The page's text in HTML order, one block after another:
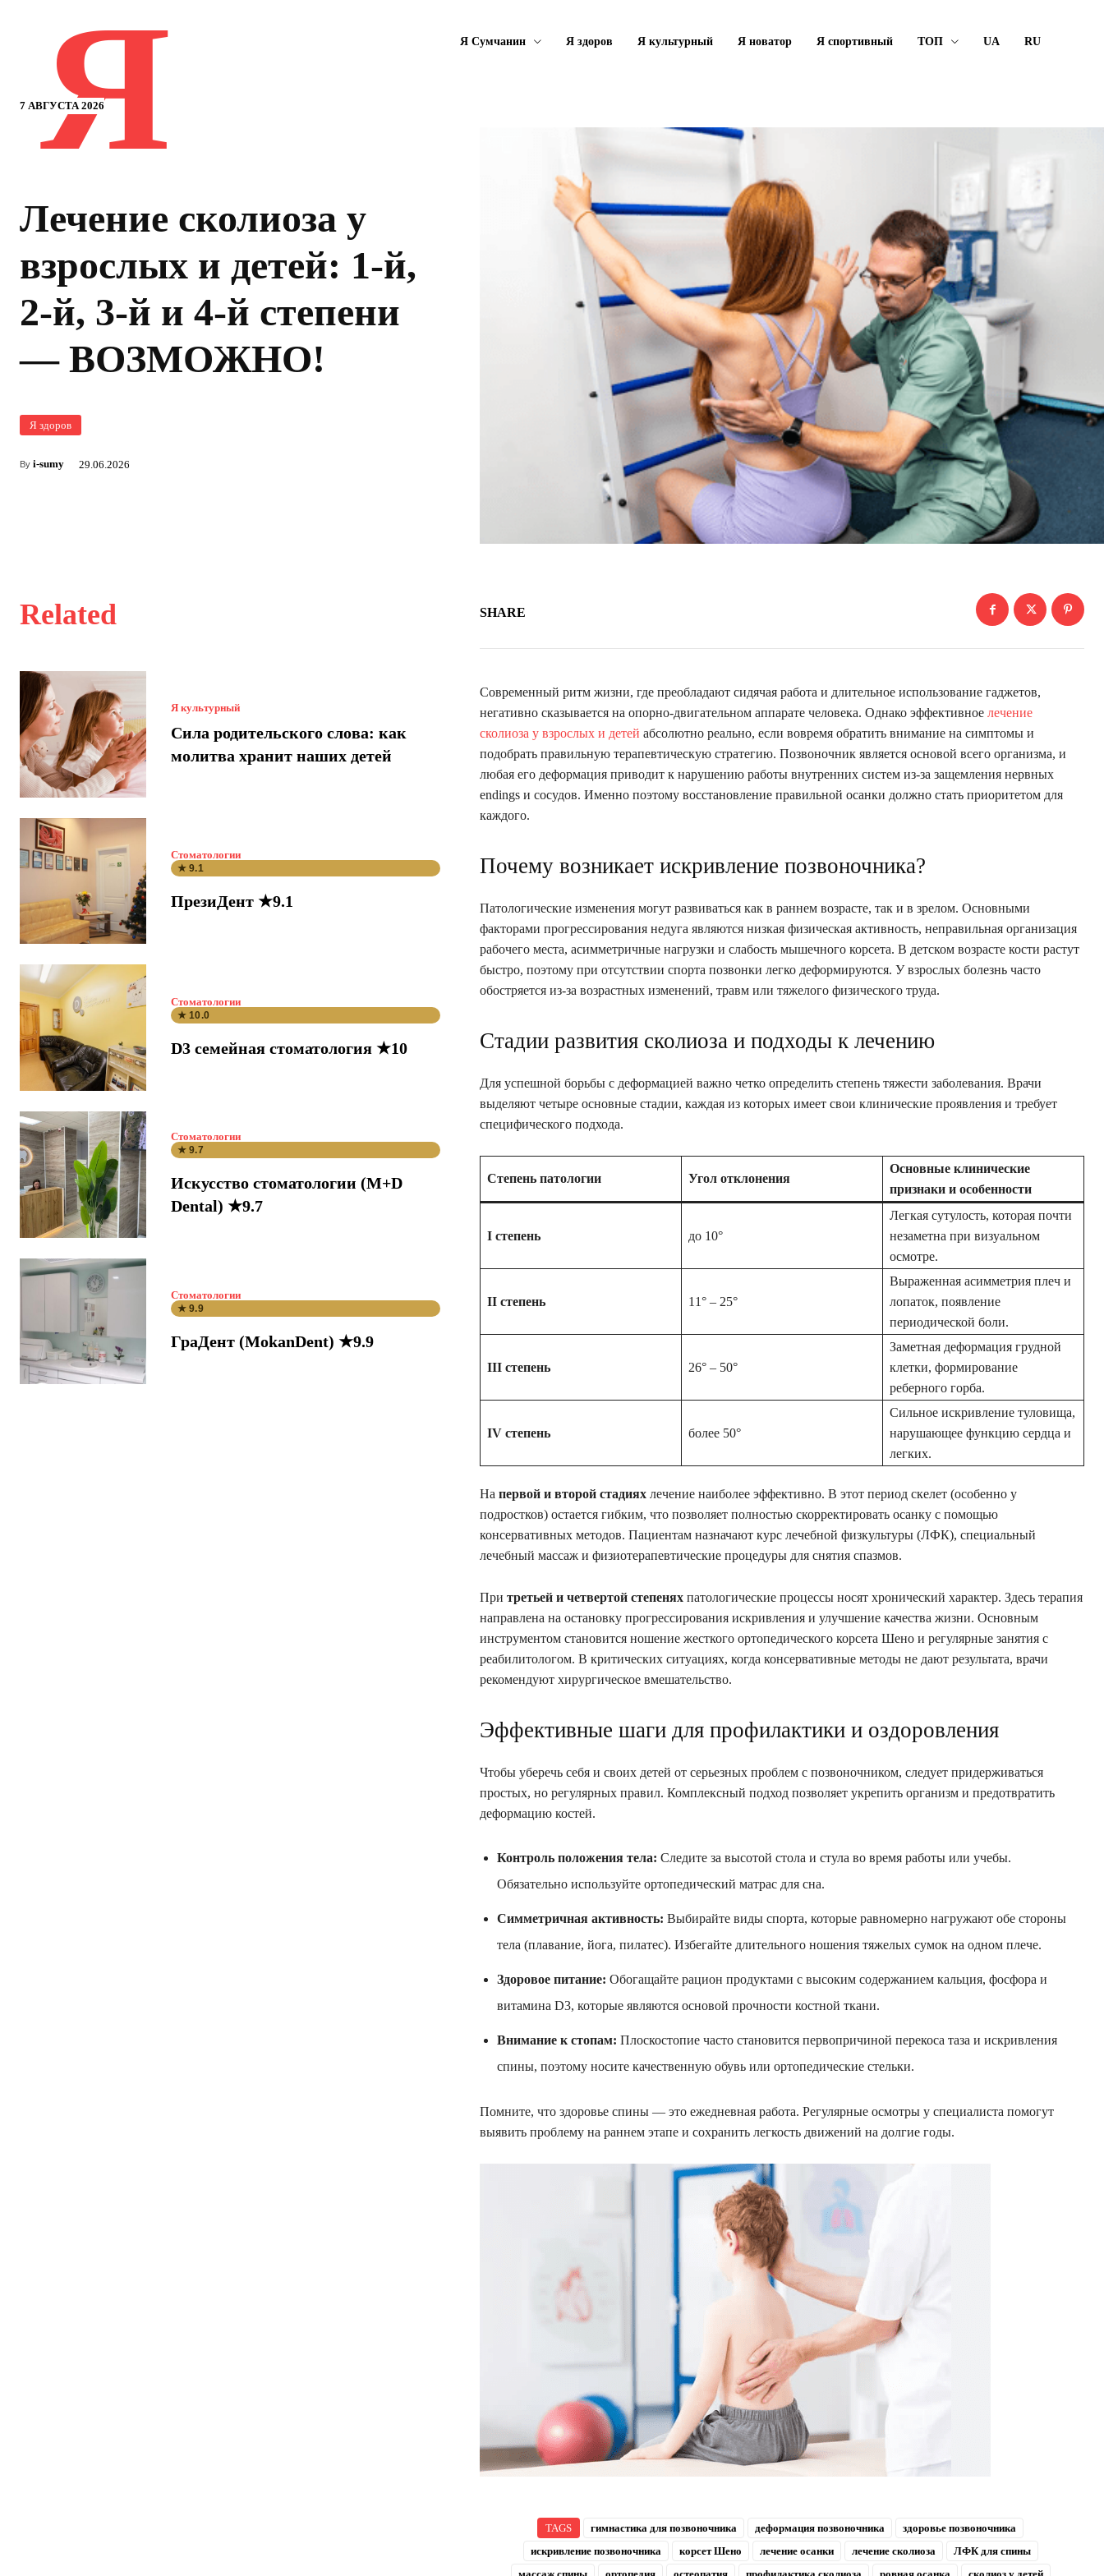
7 АВГУСТА 2026
Я Я Сумчанин Я здоров Я культурный Я новатор Я спортивный ТОП UA RU
Лечение сколиоза у
взрослых и детей: 1-й,
2-й, 3-й и 4-й степени
— ВОЗМОЖНО!
Я здоров
By i-sumy 29.06.2026
Related
Я культурный
Сила родительского слова: как
молитва хранит наших детей
Стоматологии
★ 9.1
ПрезиДент ★9.1
Стоматологии
★ 10.0
D3 семейная стоматология ★10
Стоматологии
★ 9.7
Искусство стоматологии (M+D
Dental) ★9.7
Стоматологии
★ 9.9
ГраДент (MokanDent) ★9.9
SHARE
Современный ритм жизни, где преобладают сидячая работа и длительное использование гаджетов,
негативно сказывается на опорно-двигательном аппарате человека. Однако эффективное лечение
сколиоза у взрослых и детей абсолютно реально, если вовремя обратить внимание на симптомы и
подобрать правильную терапевтическую стратегию. Позвоночник является основой всего организма, и
любая его деформация приводит к нарушению работы внутренних систем из-за защемления нервных
endings и сосудов. Именно поэтому восстановление правильной осанки должно стать приоритетом для
каждого.
Почему возникает искривление позвоночника?
Патологические изменения могут развиваться как в раннем возрасте, так и в зрелом. Основными
факторами прогрессирования недуга являются низкая физическая активность, неправильная организация
рабочего места, асимметричные нагрузки и слабость мышечного корсета. В детском возрасте кости растут
быстро, поэтому при отсутствии спорта позвонки легко деформируются. У взрослых болезнь часто
обостряется из-за возрастных изменений, травм или тяжелого физического труда.
Стадии развития сколиоза и подходы к лечению
Для успешной борьбы с деформацией важно четко определить степень тяжести заболевания. Врачи
выделяют четыре основные стадии, каждая из которых имеет свои клинические проявления и требует
специфического подхода.
Степень патологии Угол отклонения
Основные клинические
признаки и особенности
I степень до 10°
Легкая сутулость, которая почти
незаметна при визуальном
осмотре.
II степень 11° – 25°
Выраженная асимметрия плеч и
лопаток, появление
периодической боли.
III степень 26° – 50°
Заметная деформация грудной
клетки, формирование
реберного горба.
IV степень более 50°
Сильное искривление туловища,
нарушающее функцию сердца и
легких.
На первой и второй стадиях лечение наиболее эффективно. В этот период скелет (особенно у
подростков) остается гибким, что позволяет полностью скорректировать осанку с помощью
консервативных методов. Пациентам назначают курс лечебной физкультуры (ЛФК), специальный
лечебный массаж и физиотерапевтические процедуры для снятия спазмов.
При третьей и четвертой степенях патологические процессы носят хронический характер. Здесь терапия
направлена на остановку прогрессирования искривления и улучшение качества жизни. Основным
инструментом становится ношение жесткого ортопедического корсета Шено и регулярные занятия с
реабилитологом. В критических ситуациях, когда консервативные методы не дают результата, врачи
рекомендуют хирургическое вмешательство.
Эффективные шаги для профилактики и оздоровления
Чтобы уберечь себя и своих детей от серьезных проблем с позвоночником, следует придерживаться
простых, но регулярных правил. Комплексный подход позволяет укрепить организм и предотвратить
деформацию костей.
Контроль положения тела: Следите за высотой стола и стула во время работы или учебы.
Обязательно используйте ортопедический матрас для сна.
Симметричная активность: Выбирайте виды спорта, которые равномерно нагружают обе стороны
тела (плавание, йога, пилатес). Избегайте длительного ношения тяжелых сумок на одном плече.
Здоровое питание: Обогащайте рацион продуктами с высоким содержанием кальция, фосфора и
витамина D3, которые являются основой прочности костной ткани.
Внимание к стопам: Плоскостопие часто становится первопричиной перекоса таза и искривления
спины, поэтому носите качественную обувь или ортопедические стельки.
Помните, что здоровье спины — это ежедневная работа. Регулярные осмотры у специалиста помогут
выявить проблему на раннем этапе и сохранить легкость движений на долгие годы.
TAGS гимнастика для позвоночника деформация позвоночника
здоровье позвоночника
искривление позвоночника
корсет Шено лечение осанки лечение сколиоза
ЛФК для спины